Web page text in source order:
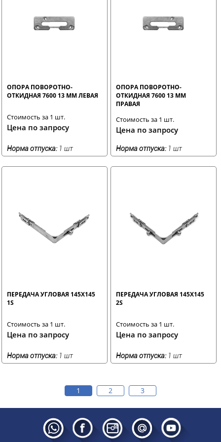
ОПОРА ПОВОРОТНО-
ОТКИДНАЯ 7600 13 ММ ЛЕВАЯ
Стоимость за 1 шт.
Цена по запросу
Норма отпуска: 1 шт
ОПОРА ПОВОРОТНО-
ОТКИДНАЯ 7600 13 ММ
ПРАВАЯ
Стоимость за 1 шт.
Цена по запросу
Норма отпуска: 1 шт
ПЕРЕДАЧА УГЛОВАЯ 145X145
1S
Стоимость за 1 шт.
Цена по запросу
Норма отпуска: 1 шт
ПЕРЕДАЧА УГЛОВАЯ 145X145
2S
Стоимость за 1 шт.
Цена по запросу
Норма отпуска: 1 шт
1 2 3